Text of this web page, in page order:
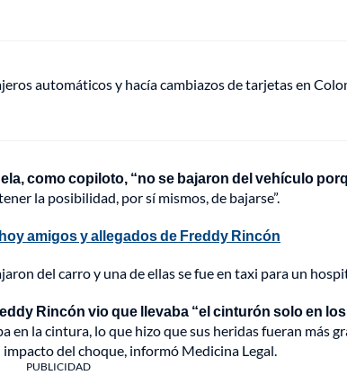
automáticos y hacía cambiazos de tarjetas en
como copiloto, “no se bajaron del vehículo
la posibilidad, por sí mismos, de bajarse”.
amigos y allegados de Freddy Rincón
del carro y una de ellas se fue en taxi para un
Rincón vio que llevaba “el cinturón solo en
en la cintura, lo que hizo que sus heridas fueran más
del choque, informó Medicina Legal.
PUBLICIDAD